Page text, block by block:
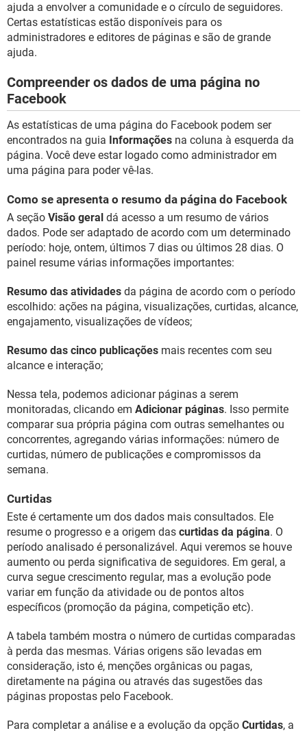
ajuda a envolver a comunidade e o círculo de seguidores.
Certas estatísticas estão disponíveis para os
administradores e editores de páginas e são de grande
ajuda.
Compreender os dados de uma página no
Facebook
As estatísticas de uma página do Facebook podem ser
encontrados na guia Informações na coluna à esquerda da
página. Você deve estar logado como administrador em
uma página para poder vê-las.
Como se apresenta o resumo da página do Facebook
A seção Visão geral dá acesso a um resumo de vários
dados. Pode ser adaptado de acordo com um determinado
período: hoje, ontem, últimos 7 dias ou últimos 28 dias. O
painel resume várias informações importantes:
Resumo das atividades da página de acordo com o período
escolhido: ações na página, visualizações, curtidas, alcance,
engajamento, visualizações de vídeos;
Resumo das cinco publicações mais recentes com seu
alcance e interação;
Nessa tela, podemos adicionar páginas a serem
monitoradas, clicando em Adicionar páginas. Isso permite
comparar sua própria página com outras semelhantes ou
concorrentes, agregando várias informações: número de
curtidas, número de publicações e compromissos da
semana.
Curtidas
Este é certamente um dos dados mais consultados. Ele
resume o progresso e a origem das curtidas da página. O
período analisado é personalizável. Aqui veremos se houve
aumento ou perda significativa de seguidores. Em geral, a
curva segue crescimento regular, mas a evolução pode
variar em função da atividade ou de pontos altos
específicos (promoção da página, competição etc).
A tabela também mostra o número de curtidas comparadas
à perda das mesmas. Várias origens são levadas em
consideração, isto é, menções orgânicas ou pagas,
diretamente na página ou através das sugestões das
páginas propostas pelo Facebook.
Para completar a análise e a evolução da opção Curtidas, a